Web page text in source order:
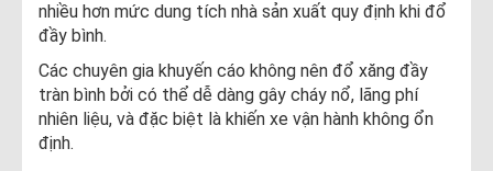
nhiều hơn mức dung tích nhà sản xuất quy định khi đổ
đầy bình.
Các chuyên gia khuyến cáo không nên đổ xăng đầy
tràn bình bởi có thể dễ dàng gây cháy nổ, lãng phí
nhiên liệu, và đặc biệt là khiến xe vận hành không ổn
định.